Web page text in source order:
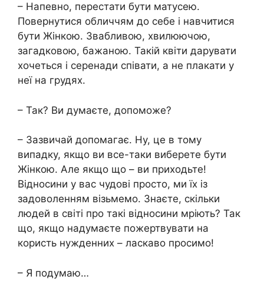
– Напевно, перестати бути матусею.
Повернутися обличчям до себе і навчитися
бути Жінкою. Звабливою, хвилюючою,
загадковою, бажаною. Такій квіти дарувати
хочеться і серенади співати, а не плакати у
неї на грудях.
– Так? Ви думаєте, допоможе?
– Зазвичай допомагає. Ну, це в тому
випадку, якщо ви все-таки виберете бути
Жінкою. Але якщо що – ви приходьте!
Відносини у вас чудові просто, ми їх із
задоволенням візьмемо. Знаєте, скільки
людей в світі про такі відносини мріють? Так
що, якщо надумаєте пожертвувати на
користь нужденних – ласкаво просимо!
– Я подумаю…